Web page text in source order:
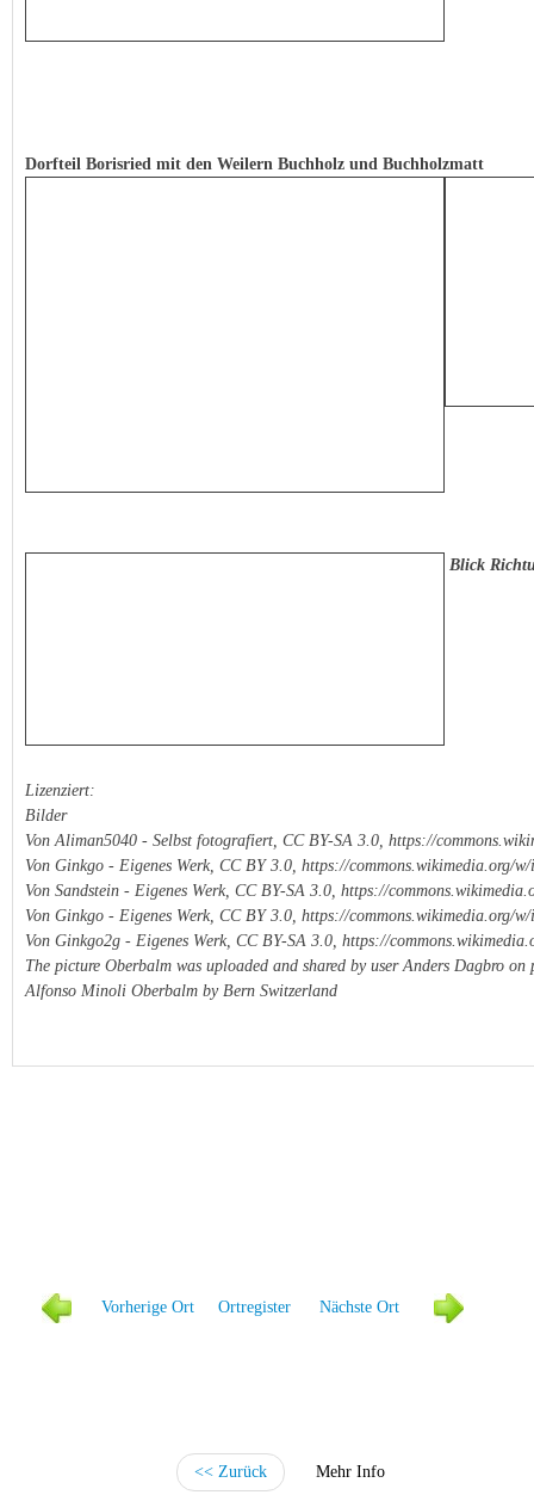
Dorfteil Borisried mit den Weilern Buchholz und Buchholzmatt
Blick
Lizenziert:
Bilder
Von Aliman5040 - Selbst fotografiert, CC BY-SA 3.0, https://
Von Ginkgo - Eigenes Werk, CC BY 3.0, https://commons.wikimedia.org/
Von Sandstein - Eigenes Werk, CC BY-SA 3.0, https://
Von Ginkgo - Eigenes Werk, CC BY 3.0, https://commons.wikimedia.org/
Von Ginkgo2g - Eigenes Werk, CC BY-SA 3.0, https://
The picture Oberbalm was uploaded and shared by user Anders Dagbro on
Alfonso Minoli Oberbalm by Bern Switzerland
Vorherige Ort Ortregister Nächste Ort
<< Zurück Mehr Info